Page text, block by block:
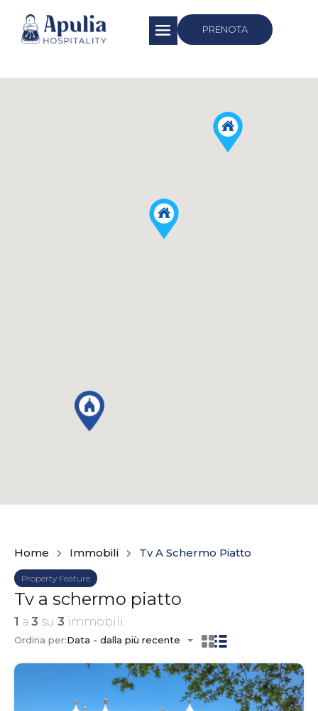
PRENOTA
Home Immobili Tv A Schermo Piatto
Property Feature
Tv a schermo piatto
1 a 3 su 3 immobili
Ordina per:Data - dalla più recente